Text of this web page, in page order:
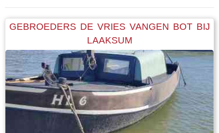
GEBROEDERS DE VRIES VANGEN BOT BIJ
LAAKSUM